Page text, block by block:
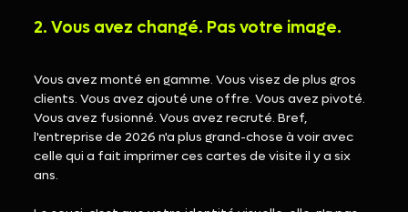
2. Vous avez changé. Pas votre image.
Vous avez monté en gamme. Vous visez de plus gros
clients. Vous avez ajouté une offre. Vous avez pivoté.
Vous avez fusionné. Vous avez recruté. Bref,
l'entreprise de 2026 n'a plus grand-chose à voir avec
celle qui a fait imprimer ces cartes de visite il y a six
ans.